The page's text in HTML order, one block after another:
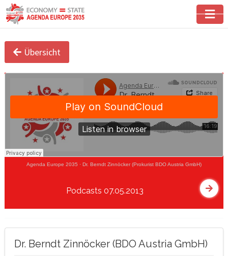
Übersicht
Agenda Europe 2035 · Dr. Berndt Zinnöcker (Prokurist BDO Austria GmbH)
Podcasts 07.05.2013
Dr. Berndt Zinnöcker (BDO Austria GmbH)